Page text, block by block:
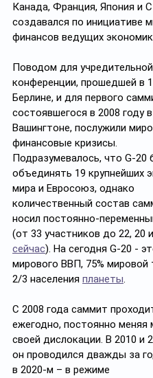
Канада, Франция, Япония и
создавался по инициативе
финансов ведущих
Поводом для учредительной
конференции, прошедшей в
Берлине, и для первого
состоявшегося в 2008 году в
Вашингтоне, послужили
финансовые кризисы.
Подразумевалось, что G-20
объединять 19 крупнейших
мира и Евросоюз, однако
количественный состав
носил постоянно-
(от 33 участников до 22, 20
сейчас). На сегодня G-20 -
мирового ВВП, 75% мировой
2/3 населения планеты.
С 2008 года саммит
ежегодно, постоянно меняя
своей дислокации. В 2010 и
он проводился дважды за
в 2020-м – в режиме